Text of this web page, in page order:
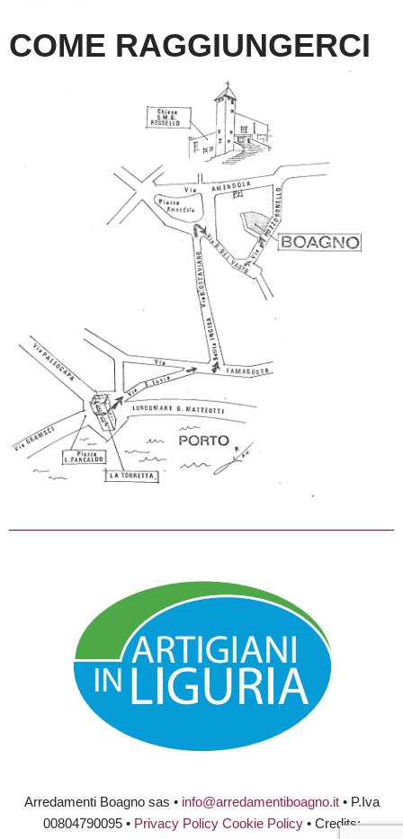
COME RAGGIUNGERCI
Arredamenti Boagno sas • info@arredamentiboagno.it• P.Iva
00804790095 • Privacy Policy Cookie Policy• Credits: